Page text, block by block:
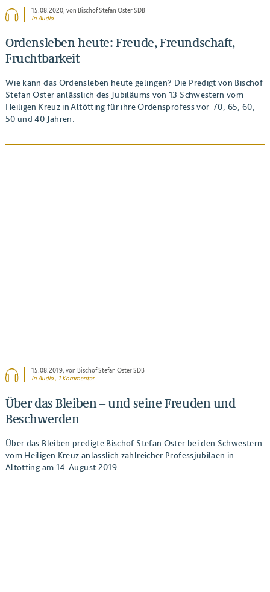
15.08.2020, von Bischof Stefan Oster SDB
In Audio
Ordensleben heute: Freude, Freundschaft,
Fruchtbarkeit
Wie kann das Ordensleben heute gelingen? Die Predigt von Bischof
Stefan Oster anlässlich des Jubiläums von 13 Schwestern vom
Heiligen Kreuz in Altötting für ihre Ordensprofess vor 70, 65, 60,
50 und 40 Jahren.
15.08.2019, von Bischof Stefan Oster SDB
In Audio , 1 Kommentar
Über das Bleiben – und seine Freuden und
Beschwerden
Über das Bleiben predigte Bischof Stefan Oster bei den Schwestern
vom Heiligen Kreuz anlässlich zahlreicher Professjubiläen in
Altötting am 14. August 2019.